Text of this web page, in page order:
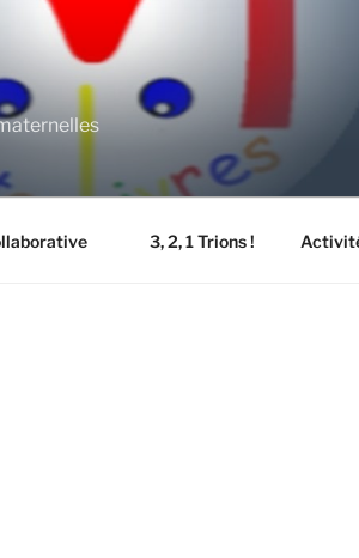
3, 2, 1 Trions !